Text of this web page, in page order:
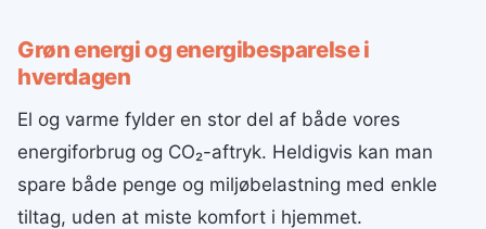
Grøn energi og energibesparelse i
hverdagen
El og varme fylder en stor del af både vores
energiforbrug og CO₂-aftryk. Heldigvis kan man
spare både penge og miljøbelastning med enkle
tiltag, uden at miste komfort i hjemmet.